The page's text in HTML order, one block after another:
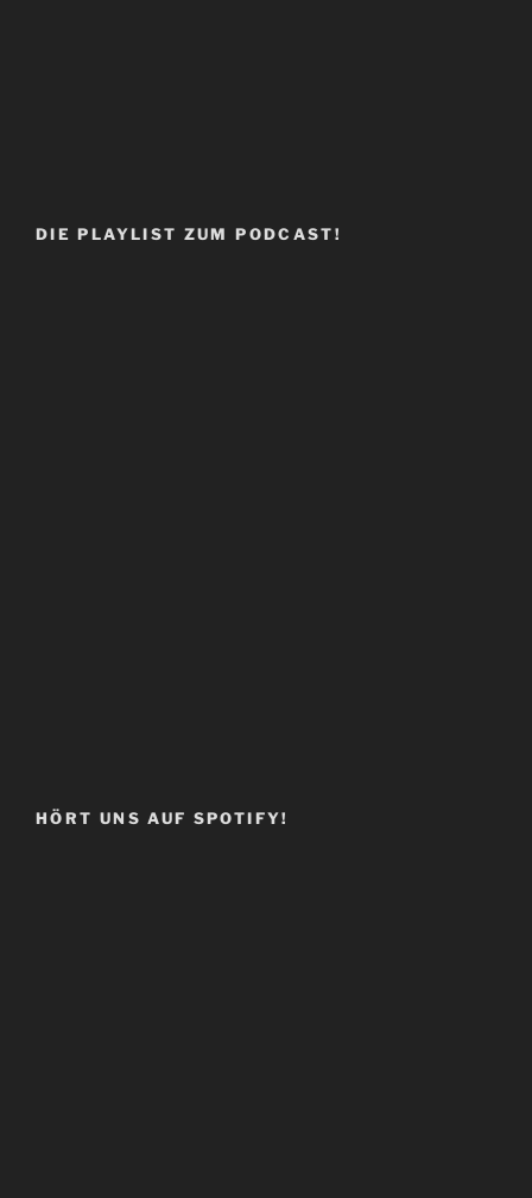
DIE PLAYLIST ZUM PODCAST!
HÖRT UNS AUF SPOTIFY!